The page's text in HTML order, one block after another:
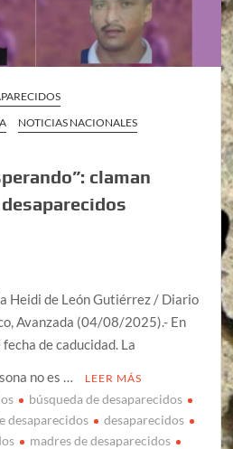
NOTICIAS NACIONALES
claman
Heidi de León Gutiérrez / Diario
Avanzada (04/08/2025).- En
de caducidad. La
no es …
LEER MÁS
búsqueda de desaparecidos
desaparecidos
desaparecidos
madres de desaparecidos